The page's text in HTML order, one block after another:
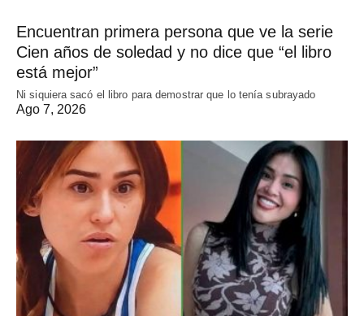
Encuentran primera persona que ve la serie
Cien años de soledad y no dice que “el libro
está mejor”
Ni siquiera sacó el libro para demostrar que lo tenía subrayado
Ago 7, 2026